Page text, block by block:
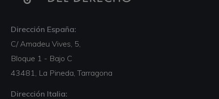
Dirección España:
C/ Amadeu Vives, 5,
Bloque 1 - Bajo C
43481, La Pineda, Tarragona
Dirección Italia: